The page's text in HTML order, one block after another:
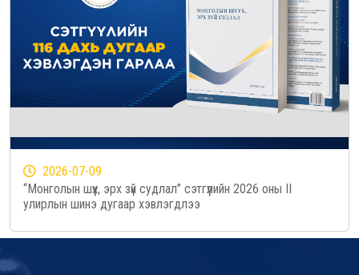
2026-07-09
“Монголын шүүх, эрх зүй судлал” сэтгүүлийн 2026 оны II
улирлын шинэ дугаар хэвлэгдлээ